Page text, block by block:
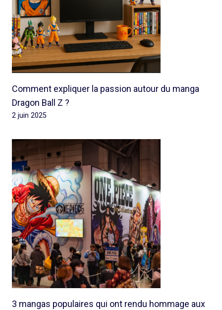
Comment expliquer la passion autour du manga
Dragon Ball Z ?
2 juin 2025
3 mangas populaires qui ont rendu hommage aux